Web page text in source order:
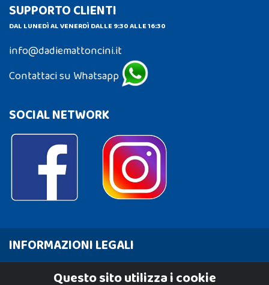
SUPPORTO CLIENTI
DAL LUNEDÌ AL VENERDÌ DALLE 9:30 ALLE 16:30
info@dadiemattoncini.it
Contattaci su Whatsapp
SOCIAL NETWORK
INFORMAZIONI LEGALI
Cookie PolicyQuesto sito utilizza i cookie